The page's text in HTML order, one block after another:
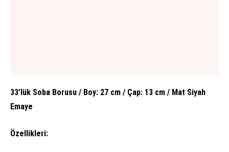
33’lük Soba Borusu / Boy: 27 cm / Çap: 13 cm / Mat Siyah
Emaye
Özellikleri: